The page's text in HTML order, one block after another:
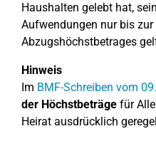
Haushalten gelebt hat,
Aufwendungen nur bis
Abzugshöchstbetrages
Hinweis
Im BMF-Schreiben vom
der Höchstbeträge für
Heirat ausdrücklich